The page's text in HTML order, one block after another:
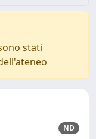
stati
ND